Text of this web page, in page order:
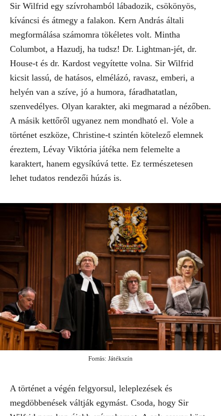
Sir Wilfrid egy szívrohamból lábadozik, csökönyös,
kíváncsi és átmegy a falakon. Kern András általi
megformálása számomra tökéletes volt. Mintha
Columbot, a Hazudj, ha tudsz! Dr. Lightman-jét, dr.
House-t és dr. Kardost vegyítette volna. Sir Wilfrid
kicsit lassú, de hatásos, elmélázó, ravasz, emberi, a
helyén van a szíve, jó a humora, fáradhatatlan,
szenvedélyes. Olyan karakter, aki megmarad a nézőben.
A másik kettőről ugyanez nem mondható el. Vole a
történet eszköze, Christine-t szintén kötelező elemnek
éreztem, Lévay Viktória játéka nem felemelte a
karaktert, hanem egysíkúvá tette. Ez természetesen
lehet tudatos rendezői húzás is.
Forrás: Játékszín
A történet a végén felgyorsul, leleplezések és
megdöbbenések váltják egymást. Csoda, hogy Sir